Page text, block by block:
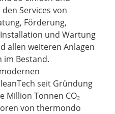
Services von
Förderung,
und Wartung
allen weiteren Anlagen
im Bestand.
seit Gründung
Million Tonnen CO₂
von thermondo